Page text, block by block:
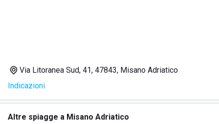
Via Litoranea Sud, 41, 47843, Misano Adriatico
Indicazioni
Altre spiagge a Misano Adriatico